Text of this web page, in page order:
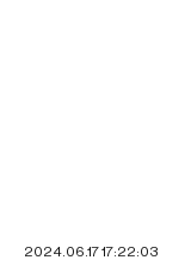
2024.06.17 17:22:03